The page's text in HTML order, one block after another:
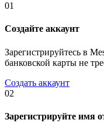
01
Создайте аккаунт
Зарегистрируйтесь в
банковской карты не
Создать аккаунт
02
Зарегистрируйте имя